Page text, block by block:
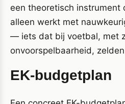
een theoretisch instrument
alleen werkt met
— iets dat bij voetbal, met
onvoorspelbaarheid,
EK-budgetplan